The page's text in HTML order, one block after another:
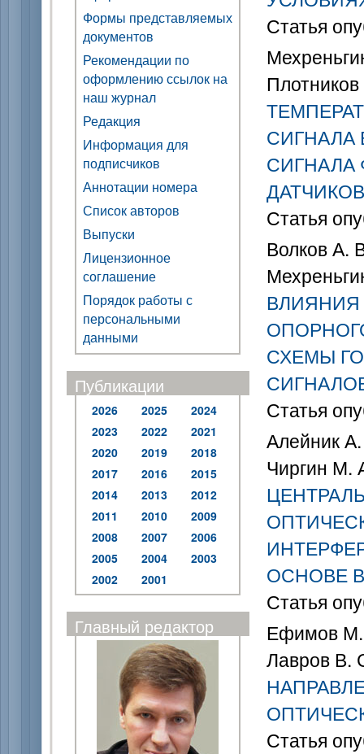
Формы представляемых
документов
Рекомендации по
оформлению ссылок на
наш журнал
Редакция
Информация для
подписчиков
Аннотации номера
Список авторов
Выпуски
Лицензионное
соглашение
Порядок работы с
персональными
данными
Публикации
2026 2025
2024
2023
2022
2021
2020
2019
2018
2017
2016
2015
2014
2013
2012
2011
2010
2009
2008
2007
2006
2005
2004
2003
2002
2001
Главный редактор
Статья
СИГНАЛА
ДАТЧИКОВ
Статья
Волков А.
ВЛИЯНИЯ
СХЕМЫ
Статья
Алейник
Чиргин М.
ОСНОВЕ
Статья
Ефимов М.
Лавров В.
Статья